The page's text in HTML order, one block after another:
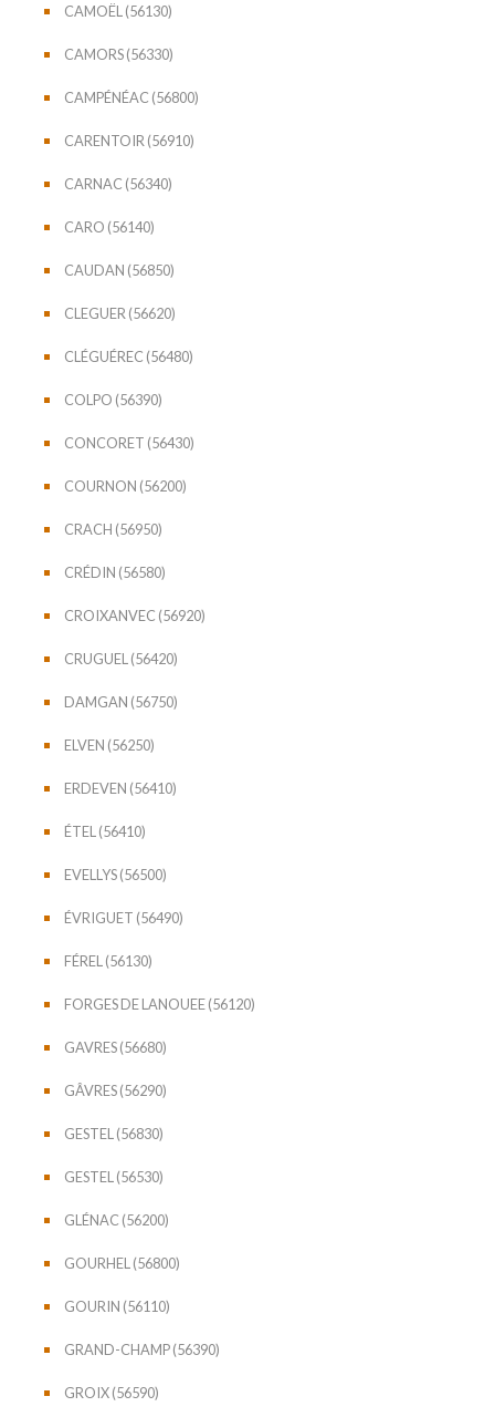
CAMOËL (56130)
CAMORS (56330)
CAMPÉNÉAC (56800)
CARENTOIR (56910)
CARNAC (56340)
CARO (56140)
CAUDAN (56850)
CLEGUER (56620)
CLÉGUÉREC (56480)
COLPO (56390)
CONCORET (56430)
COURNON (56200)
CRACH (56950)
CRÉDIN (56580)
CROIXANVEC (56920)
CRUGUEL (56420)
DAMGAN (56750)
ELVEN (56250)
ERDEVEN (56410)
ÉTEL (56410)
EVELLYS (56500)
ÉVRIGUET (56490)
FÉREL (56130)
FORGES DE LANOUEE (56120)
GAVRES (56680)
GÂVRES (56290)
GESTEL (56830)
GESTEL (56530)
GLÉNAC (56200)
GOURHEL (56800)
GOURIN (56110)
GRAND-CHAMP (56390)
GROIX (56590)